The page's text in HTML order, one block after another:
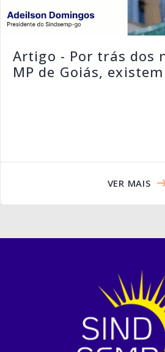
Artigo - Por trás dos
MP de Goiás,
VER MAIS